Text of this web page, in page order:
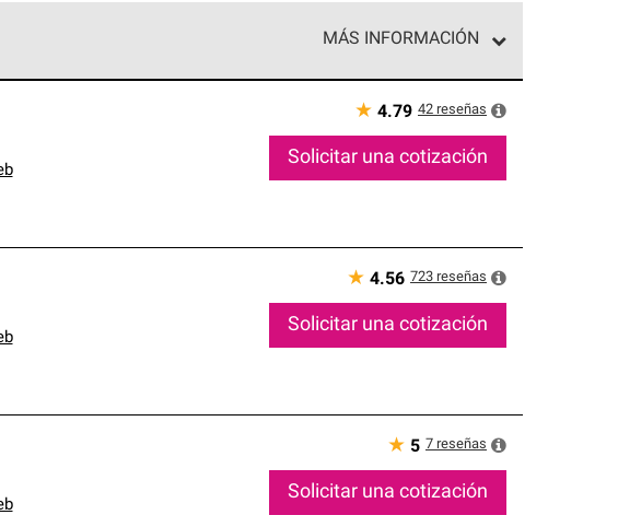
MÁS INFORMACIÓN
confiabilidad y destreza incomparable. Solo ellos pueden
★ 4.79 42 reseñas
Solicitar una cotización
★ 4.56 723 reseñas
Solicitar una cotización
★ 5 7 reseñas
Solicitar una cotización